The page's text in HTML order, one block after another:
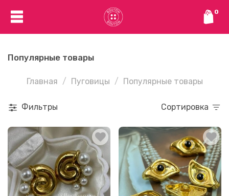
0
Популярные товары
Главная Пуговицы Популярные товары
Фильтры Сортировка